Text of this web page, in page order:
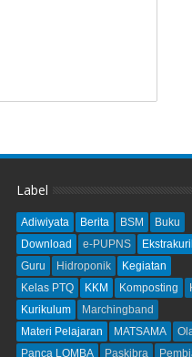
Label
Adiwiyata Berita BSM
Buku
Download
e-PUPNS
Guru
Hidroponik
Kegiatan
Kelas PTQ
KKM Komposting
Kurikulum
Marchingband
Materi Pelajaran
MATSAMA
Panca LOMBA
Paskibra